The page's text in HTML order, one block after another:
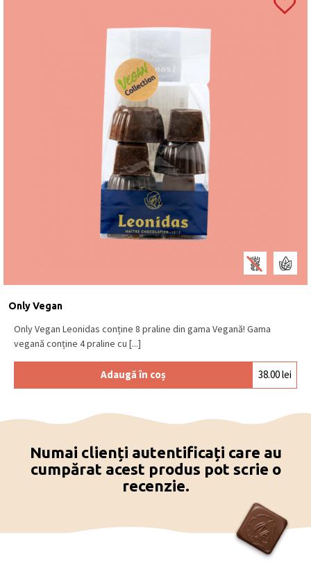
Ce tip de gust au jeleurile Leonidas?
Au un gust fructat, echilibrat între dulce și ușor
acrișor, cu textură moale.
Only Vegan
Only Vegan Leonidas conține 8 praline din gama Vegană! Gama
vegană conține 4 praline cu [...]
Adaugă în coș 38.00lei
Numai clienți autentificați care au
cumpărat acest produs pot scrie o
recenzie.